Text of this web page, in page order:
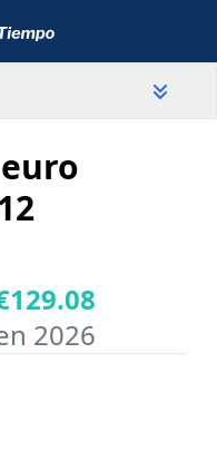
2026